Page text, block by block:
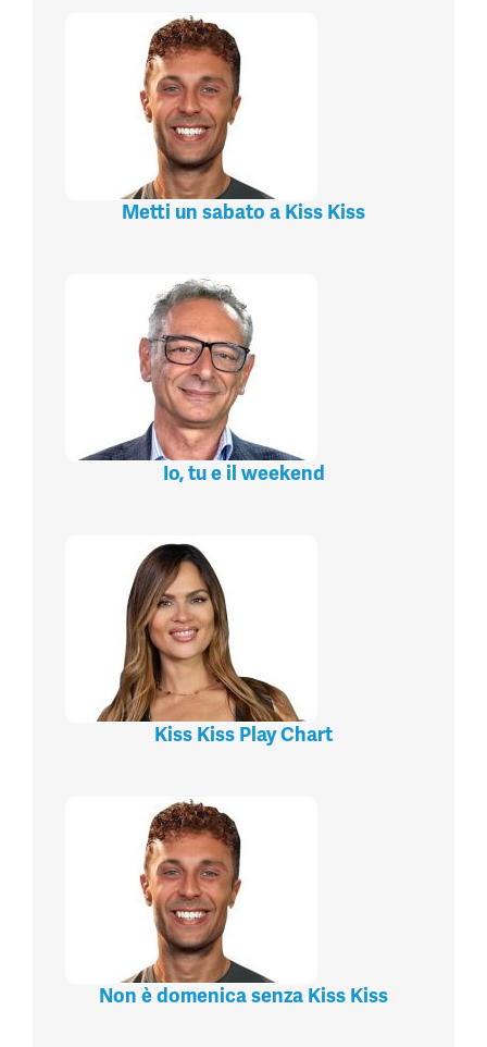
Metti un sabato a Kiss Kiss
Io, tu e il weekend
Kiss Kiss Play Chart
Non è domenica senza Kiss Kiss